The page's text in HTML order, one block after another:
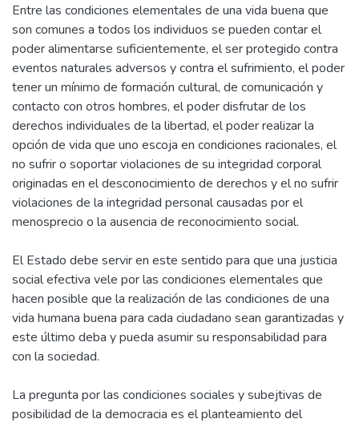
Entre las condiciones elementales de una vida buena que
son comunes a todos los individuos se pueden contar el
poder alimentarse suficientemente, el ser protegido contra
eventos naturales adversos y contra el sufrimiento, el poder
tener un mínimo de formación cultural, de comunicación y
contacto con otros hombres, el poder disfrutar de los
derechos individuales de la libertad, el poder realizar la
opción de vida que uno escoja en condiciones racionales, el
no sufrir o soportar violaciones de su integridad corporal
originadas en el desconocimiento de derechos y el no sufrir
violaciones de la integridad personal causadas por el
menosprecio o la ausencia de reconocimiento social.
El Estado debe servir en este sentido para que una justicia
social efectiva vele por las condiciones elementales que
hacen posible que la realización de las condiciones de una
vida humana buena para cada ciudadano sean garantizadas y
este último deba y pueda asumir su responsabilidad para
con la sociedad.
La pregunta por las condiciones sociales y subejtivas de
posibilidad de la democracia es el planteamiento del